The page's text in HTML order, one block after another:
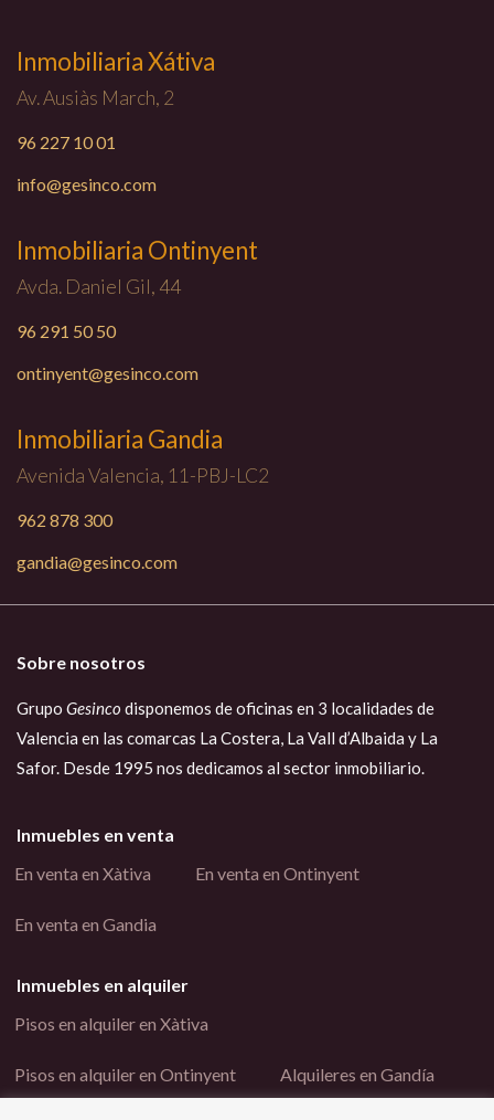
Inmobiliaria Xátiva
Av. Ausiàs March, 2
96 227 10 01
info@gesinco.com
Inmobiliaria Ontinyent
Avda. Daniel Gil, 44
96 291 50 50
ontinyent@gesinco.com
Inmobiliaria Gandia
Avenida Valencia, 11-PBJ-LC2
962 878 300
gandia@gesinco.com
Sobre nosotros
GrupoGesinco disponemos de oficinas en 3 localidades de
Valencia en las comarcas La Costera, La Vall d’Albaida y La
Safor. Desde 1995 nos dedicamos al sector inmobiliario.
Inmuebles en venta
En venta en Xàtiva
En venta en Ontinyent
En venta en Gandia
Inmuebles en alquiler
Pisos en alquiler en Xàtiva
Pisos en alquiler en Ontinyent Alquileres en Gandía